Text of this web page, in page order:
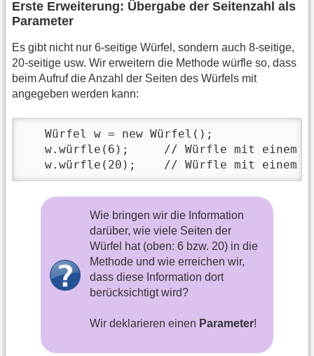
Erste Erweiterung: Übergabe der Seitenzahl als
Parameter
Es gibt nicht nur 6-seitige Würfel, sondern auch 8-seitige,
20-seitige usw. Wir erweitern die Methode würfle so, dass
beim Aufruf die Anzahl der Seiten des Würfels mit
angegeben werden kann:
   Würfel w = new Würfel();
w.würfle(6);     // Würfle mit einem
w.würfle(20);    // Würfle mit einem
Wie bringen wir die Information
darüber, wie viele Seiten der
Würfel hat (oben: 6 bzw. 20) in die
Methode und wie erreichen wir,
dass diese Information dort
berücksichtigt wird?
Wir deklarieren einen Parameter!